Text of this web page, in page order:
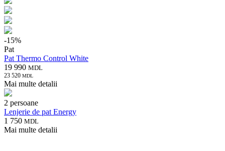
-15%
Pat
Pat Thermo Control White
19 990 MDL
23 520 MDL
Mai multe detalii
2 persoane
Lenjerie de pat Energy
1 750 MDL
Mai multe detalii